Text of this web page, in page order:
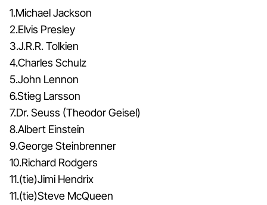
1.Michael Jackson
2.Elvis Presley
3.J.R.R. Tolkien
4.Charles Schulz
5.John Lennon
6.Stieg Larsson
7.Dr. Seuss (Theodor Geisel)
8.Albert Einstein
9.George Steinbrenner
10.Richard Rodgers
11.(tie)Jimi Hendrix
11.(tie)Steve McQueen